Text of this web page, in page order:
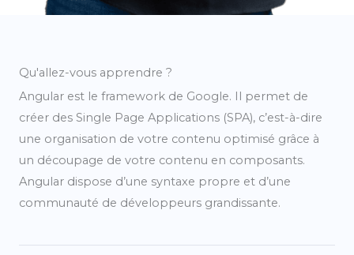
Qu'allez-vous apprendre ?
Angular est le framework de Google. Il permet de
créer des Single Page Applications (SPA), c’est-à-dire
une organisation de votre contenu optimisé grâce à
un découpage de votre contenu en composants.
Angular dispose d’une syntaxe propre et d’une
communauté de développeurs grandissante.